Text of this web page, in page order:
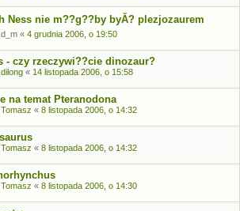
Ness nie m??g??by byĂ? plezjozaurem
d_m « 4 grudnia 2006, o 19:50
- czy rzeczywi??cie dinozaur?
dilong « 14 listopada 2006, o 15:58
na temat Pteranodona
Tomasz « 8 listopada 2006, o 14:32
Tomasz « 8 listopada 2006, o 14:32
Tomasz « 8 listopada 2006, o 14:30